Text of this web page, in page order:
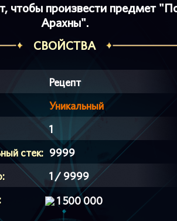
чтобы произвести предмет
Арахны".
СВОЙСТВА
Рецепт
Уникальный
1
стек: 9999
1 / 9999
1 500 000